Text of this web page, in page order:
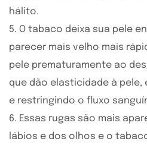
hálito.
5. O tabaco deixa sua pele
parecer mais velho mais
pele prematuramente ao
que dão elasticidade à pele,
e restringindo o fluxo
6. Essas rugas são mais
lábios e dos olhos e o